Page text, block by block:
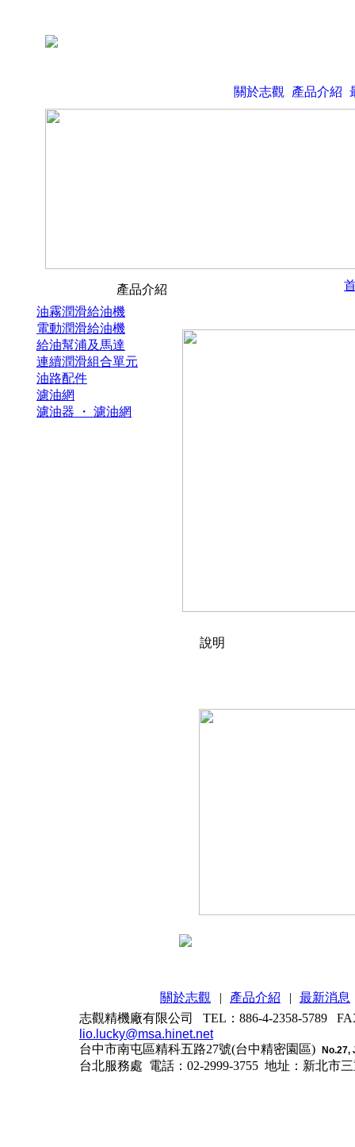
關於志觀 產品介紹
產品介紹
油霧潤滑給油機
電動潤滑給油機
給油幫浦及馬達
連續潤滑組合單元
油路配件
濾油網
濾油器 ・ 濾油網
說明
關於志觀 | 產品介紹 |
最新消息
志觀精機廠有限公司 TEL：886-4-2358-5789
lio.lucky@msa.hinet.net
台中市南屯區精科五路27號(台中精密園區)
No.27,
台北服務處 電話：02-2999-3755 地址：新北市